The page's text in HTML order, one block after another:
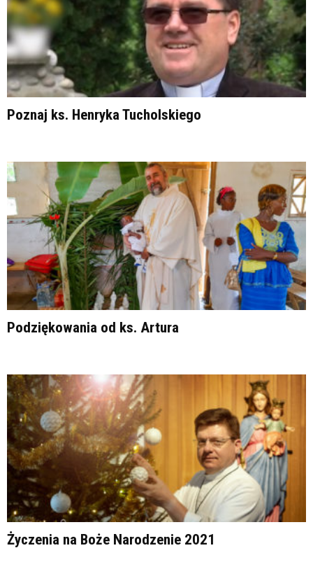
Poznaj ks. Henryka Tucholskiego
Podziękowania od ks. Artura
Życzenia na Boże Narodzenie 2021